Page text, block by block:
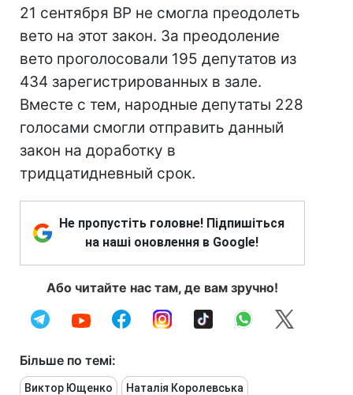
21 сентября ВР не смогла преодолеть
вето на этот закон. За преодоление
вето проголосовали 195 депутатов из
434 зарегистрированных в зале.
Вместе с тем, народные депутаты 228
голосами смогли отправить данный
закон на доработку в
тридцатидневный срок.
Не пропустіть головне! Підпишіться
на наші оновлення в Google!
Або читайте нас там, де вам зручно!
Більше по темі:
Виктор Ющенко Наталія Королевська